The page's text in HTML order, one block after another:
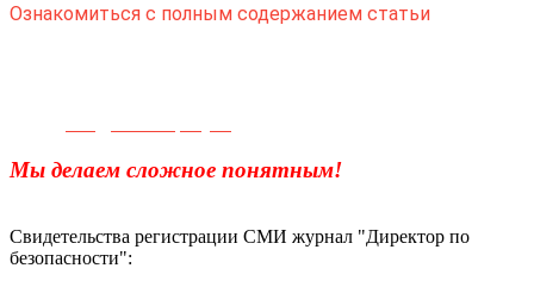
Ознакомиться с полным содержанием статьи
Мы делаем сложное понятным!
Свидетельства регистрации СМИ журнал "Директор по
безопасности":